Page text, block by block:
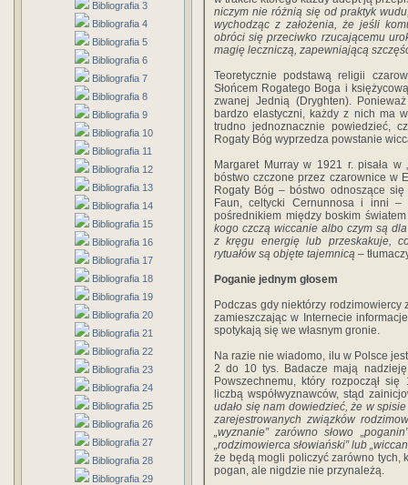
Bibliografia 3
Bibliografia 4
Bibliografia 5
Bibliografia 6
Bibliografia 7
Bibliografia 8
Bibliografia 9
Bibliografia 10
Bibliografia 11
Bibliografia 12
Bibliografia 13
Bibliografia 14
Bibliografia 15
Bibliografia 16
Bibliografia 17
Bibliografia 18
Bibliografia 19
Bibliografia 20
Bibliografia 21
Bibliografia 22
Bibliografia 23
Bibliografia 24
Bibliografia 25
Bibliografia 26
Bibliografia 27
Bibliografia 28
Bibliografia 29
niczym nie różnią się od praktyk
wychodząc z założenia, że jeśli
obróci się przeciwko rzucającemu
magię leczniczą, zapewniającą
Teoretycznie podstawą religii
Słońcem Rogatego Boga i
zwanej Jednią (Dryghten).
bardzo elastyczni, każdy z nich ma
trudno jednoznacznie powiedzieć,
Rogaty Bóg wyprzedza powstanie
Margaret Murray w 1921 r. pisała w
bóstwo czczone przez czarownice w
Rogaty Bóg – bóstwo odnoszące
Faun, celtycki Cernunnosa i inni
pośrednikiem między boskim
kogo czczą wiccanie albo czym są
z kręgu energię lub przeskakuje,
rytuałów są objęte tajemnicą –
Poganie jednym głosem
Podczas gdy niektórzy
zamieszczając w Internecie
spotykają się we własnym gronie.
Na razie nie wiadomo, ilu w Polsce
2 do 10 tys. Badacze mają
Powszechnemu, który rozpoczął
liczbą współwyznawców, stąd
udało się nam dowiedzieć, że w
zarejestrowanych związków
„wyznanie” zarówno słowo
„rodzimowierca słowiański” lub
że będą mogli policzyć zarówno tych,
pogan, ale nigdzie nie przynależą.